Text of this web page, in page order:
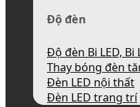
Độ đèn
Độ đèn Bi LED, Bi
Thay bóng đèn
Đèn LED nội thất
Đèn LED trang trí